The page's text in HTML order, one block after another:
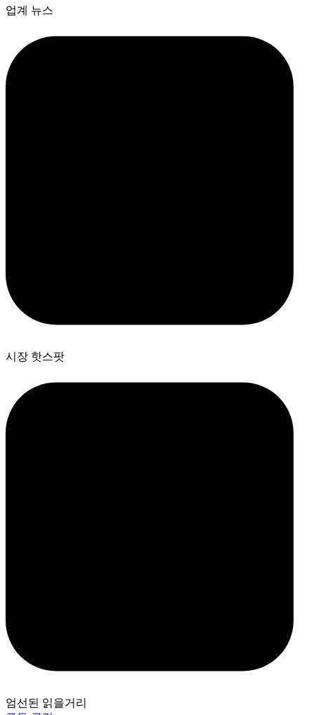
업계 뉴스
시장 핫스팟
엄선된 읽을거리